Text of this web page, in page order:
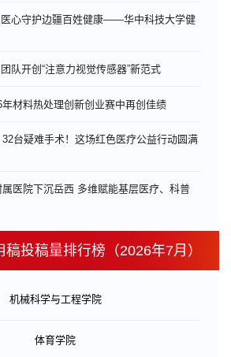
医心守护边疆百姓健康——华中科技大学健
队开创“注意力视觉传感器”新范式
材料热处理创新创业赛中再创佳绩
台疑难手术！这场红色医疗公益行动圆满
属医院下沉岳西 多维赋能基层医疗、科普
投稿量排行榜（2026年7月）
机械科学与工程学院
体育学院